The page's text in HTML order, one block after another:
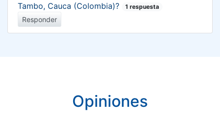
Tambo, Cauca (Colombia)?
1 respuesta
Responder
Opiniones